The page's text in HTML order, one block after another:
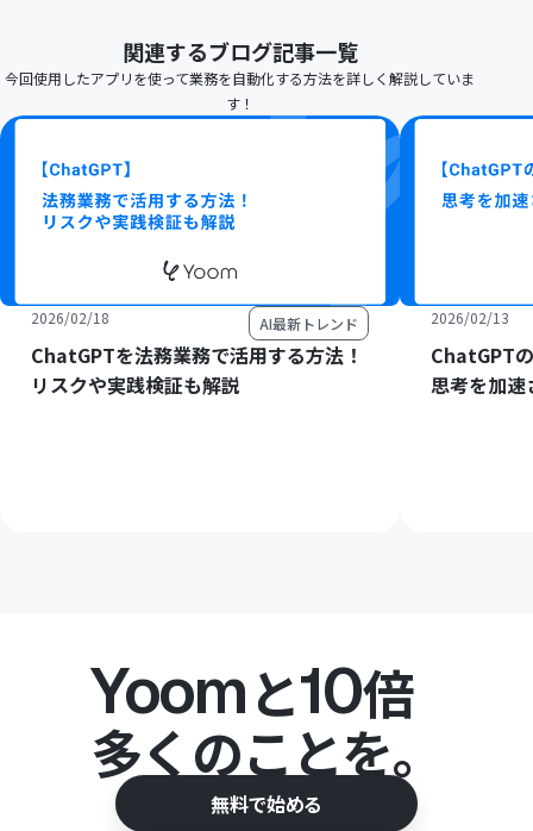
関連するブログ記事一覧
今回使用したアプリを使って業務を自動化する方法を詳しく解説していま
す！
2026/02/18 AI最新トレンド
ChatGPTを法務業務で活用する方法！
リスクや実践検証も解説
2026/02/13
ChatGPT
思考を加速
Yoomと10倍
多くのことを。
無料で始める